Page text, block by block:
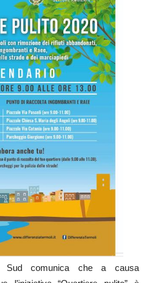
comunica che a causa